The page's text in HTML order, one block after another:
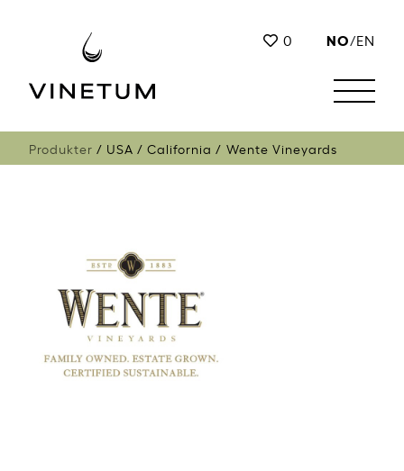
0 NO/EN
Produkter USA California Wente Vineyards